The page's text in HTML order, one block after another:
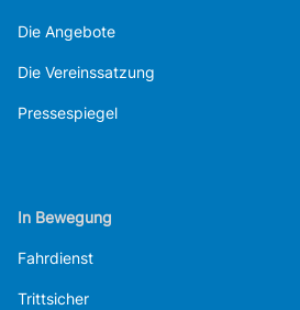
Die Angebote
Die Vereinssatzung
Pressespiegel
In Bewegung
Fahrdienst
Trittsicher